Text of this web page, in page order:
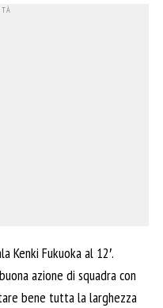
Kenki Fukuoka al 12′.
azione di squadra con
bene tutta la larghezza